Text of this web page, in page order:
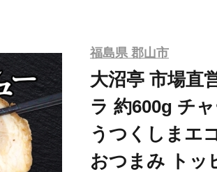
福島県 郡山市
大沼亭 市場直
ラ 約600g チ
うつくしまエ
おつまみ トッ